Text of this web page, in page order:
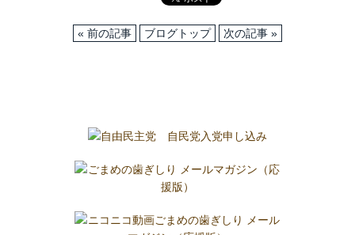
« 前の記事 ブログトップ 次の記事 »